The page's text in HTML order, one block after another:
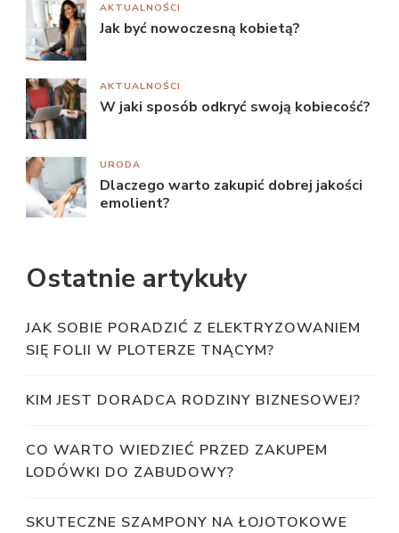
AKTUALNOŚCI
Jak być nowoczesną kobietą?
AKTUALNOŚCI
W jaki sposób odkryć swoją kobiecość?
URODA
Dlaczego warto zakupić dobrej jakości
emolient?
Ostatnie artykuły
JAK SOBIE PORADZIĆ Z ELEKTRYZOWANIEM
SIĘ FOLII W PLOTERZE TNĄCYM?
KIM JEST DORADCA RODZINY BIZNESOWEJ?
CO WARTO WIEDZIEĆ PRZED ZAKUPEM
LODÓWKI DO ZABUDOWY?
SKUTECZNE SZAMPONY NA ŁOJOTOKOWE